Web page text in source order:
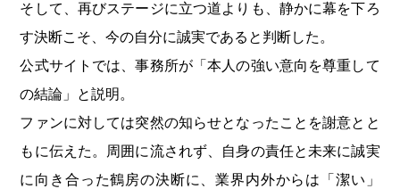
そして、再びステージに立つ道よりも、静かに幕を下ろ
す決断こそ、今の自分に誠実であると判断した。
公式サイトでは、事務所が「本人の強い意向を尊重して
の結論」と説明。
ファンに対しては突然の知らせとなったことを謝意とと
もに伝えた。周囲に流されず、自身の責任と未来に誠実
に向き合った鶴房の決断に、業界内外からは「潔い」